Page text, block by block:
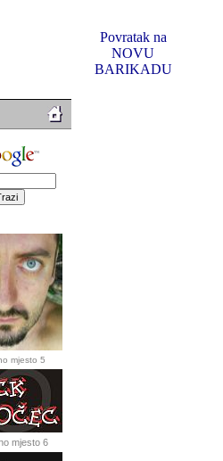
Povratak na
NOVU
BARIKADU
mjesto 5
mjesto 6